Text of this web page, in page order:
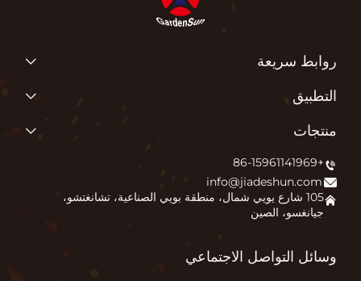
روابط سريعة
منتجات
الأخبار
اتصل بنا
الأسئلة الشائعة
التطبيق
لماذا نحب ما نقوم به؟
منتجات
مدفأة الباتيو
حفرة النار
فرن البيتزا
+86-15961141969
info@jiadeshun.com
105 شارع يويي شمال، منطقة بويي الصناعية، تشانغتشو،
جيانغسو، الصين
وسائل التواصل الاجتماعي